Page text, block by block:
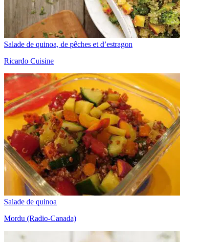
Salade de quinoa, de pêches et d’estragon
Ricardo Cuisine
Salade de quinoa
Mordu (Radio-Canada)